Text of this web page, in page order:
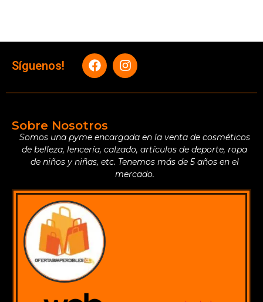
Síguenos!
Sobre Nosotros
Somos una pyme encargada en la venta de cosméticos
de belleza, lencería, calzado, artículos de deporte, ropa
de niños y niñas, etc. Tenemos más de 5 años en el
mercado.